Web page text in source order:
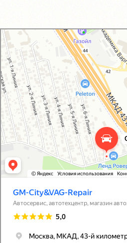
GM-City&VAG-Repair
Автосервис, автотехцентр в Москве
Магазин автозапчастей и автотоваров в